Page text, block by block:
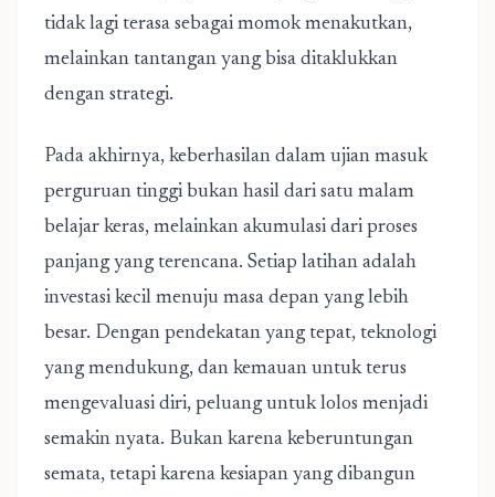
tidak lagi terasa sebagai momok menakutkan,
melainkan tantangan yang bisa ditaklukkan
dengan strategi.
Pada akhirnya, keberhasilan dalam ujian masuk
perguruan tinggi bukan hasil dari satu malam
belajar keras, melainkan akumulasi dari proses
panjang yang terencana. Setiap latihan adalah
investasi kecil menuju masa depan yang lebih
besar. Dengan pendekatan yang tepat, teknologi
yang mendukung, dan kemauan untuk terus
mengevaluasi diri, peluang untuk lolos menjadi
semakin nyata. Bukan karena keberuntungan
semata, tetapi karena kesiapan yang dibangun